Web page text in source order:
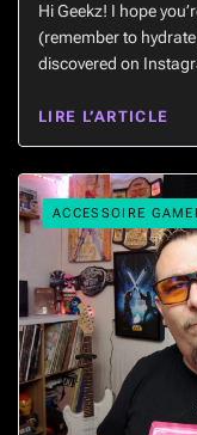
Hi Geekz! I hope
(remember to
discovered on
LIRE L’ARTICLE
ACCESSOIRE